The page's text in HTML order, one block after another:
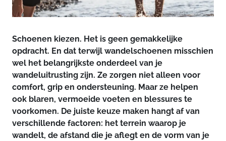
Schoenen kiezen. Het is geen gemakkelijke
opdracht. En dat terwijl wandelschoenen misschien
wel het belangrijkste onderdeel van je
wandeluitrusting zijn. Ze zorgen niet alleen voor
comfort, grip en ondersteuning. Maar ze helpen
ook blaren, vermoeide voeten en blessures te
voorkomen. De juiste keuze maken hangt af van
verschillende factoren: het terrein waarop je
wandelt, de afstand die je aflegt en de vorm van je